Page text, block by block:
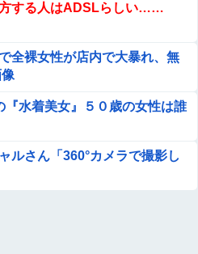
方する人はADSLらしい……
全裸女性が店内で大暴れ、無
『水着美女』５０歳の女性は誰
ルさん「360°カメラで撮影し